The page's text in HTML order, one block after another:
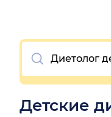
Очистить
Детские